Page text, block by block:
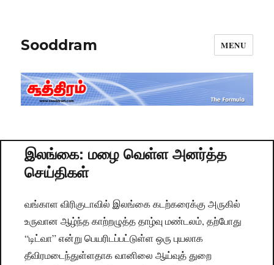
Sooddram MENU
இலங்கை: மழை வெள்ள அனர்த்த
செய்திகள்
வங்காள விரிகுடாவில் இலங்கை கடற்கரைக்கு அருகில்
உருவான ஆழ்ந்த காற்றழுத்த தாழ்வு மண்டலம், தற்போது
“டிட்வா” என்று பெயரிடப்பட்டுள்ள ஒரு புயலாக
தீவிரமடைந்துள்ளதாக வானிலை ஆய்வுத் துறை